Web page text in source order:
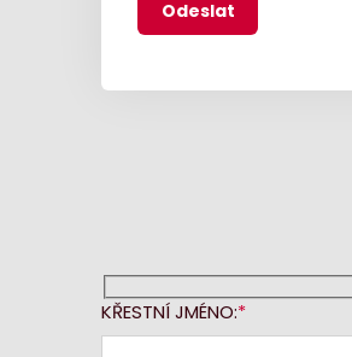
KŘESTNÍ JMÉNO: